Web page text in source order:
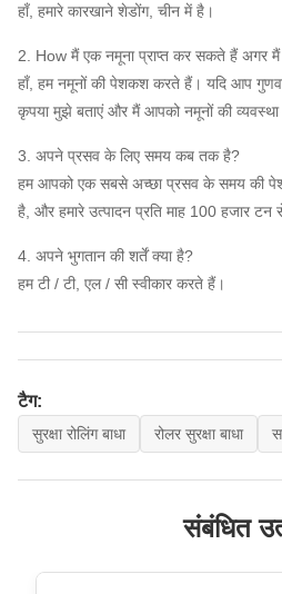
हाँ, हमारे कारखाने शेडोंग, चीन में है।
2. How मैं एक नमूना प्राप्त कर सकते हैं अगर मैं
हाँ, हम नमूनों की पेशकश करते हैं। यदि आप
कृपया मुझे बताएं और मैं आपको नमूनों की
3. अपने प्रसव के लिए समय कब तक है?
हम आपको एक सबसे अच्छा प्रसव के समय की
है, और हमारे उत्पादन प्रति माह 100 हजार टन
4. अपने भुगतान की शर्तें क्या है?
हम टी / टी, एल / सी स्वीकार करते हैं।
टैग:
सुरक्षा रोलिंग बाधा रोलर सुरक्षा बाधा
संबंधित